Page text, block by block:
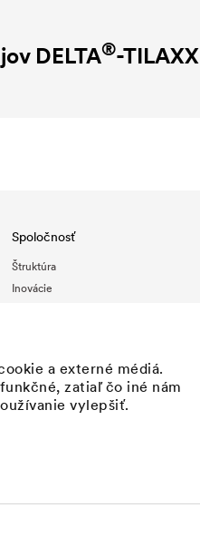
a externé médiá.
zatiaľ čo iné nám
vylepšiť.
DELTA®-TILAXX
Spoločnosť
Štruktúra
Inovácie
DÖRKEN ako zamestnávateľ